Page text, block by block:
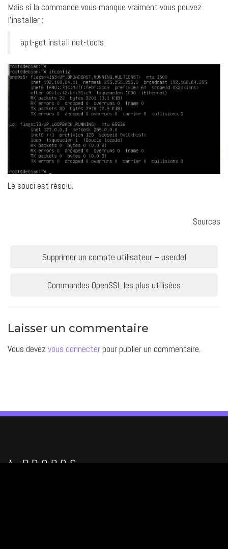
Mais si la commande vous manque vraiment vous pouvez
l’installer :
apt-get install net-tools
Le souci est résolu.
Sources
Navigation
Supprimer un compte utilisateur – userdel
Commandes OpenSSL les plus utilisées
Laisser un commentaire
Vous devez vous connecterpour publier un commentaire.
A PROPOS